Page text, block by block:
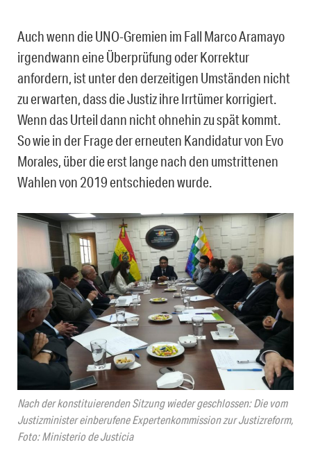
Auch wenn die UNO-Gremien im Fall Marco Aramayo
irgendwann eine Überprüfung oder Korrektur
anfordern, ist unter den derzeitigen Umständen nicht
zu erwarten, dass die Justiz ihre Irrtümer korrigiert.
Wenn das Urteil dann nicht ohnehin zu spät kommt.
So wie in der Frage der erneuten Kandidatur von Evo
Morales, über die erst lange nach den umstrittenen
Wahlen von 2019 entschieden wurde.
Nach der konstituierenden Sitzung wieder geschlossen: Die vom
Justizminister einberufene Expertenkommission zur Justizreform,
Foto: Ministerio de Justicia